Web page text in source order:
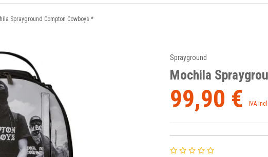
Sprayground Compton Cowboys *
Sprayground
Mochila
99,90 € IVA